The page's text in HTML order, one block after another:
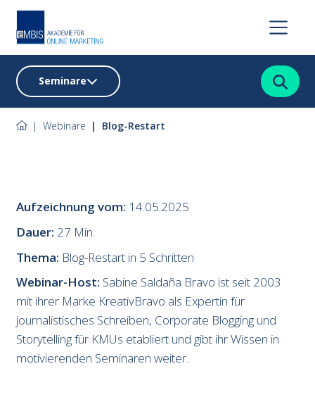
Seminare Suchen
Webinare Blog-Restart
Aufzeichnung vom: 14.05.2025
Dauer: 27 Min.
Thema: Blog-Restart in 5 Schritten
Webinar-Host: Sabine Saldaña Bravo ist seit 2003
mit ihrer Marke KreativBravo als Expertin für
journalistisches Schreiben, Corporate Blogging und
Storytelling für KMUs etabliert und gibt ihr Wissen in
motivierenden Seminaren weiter.